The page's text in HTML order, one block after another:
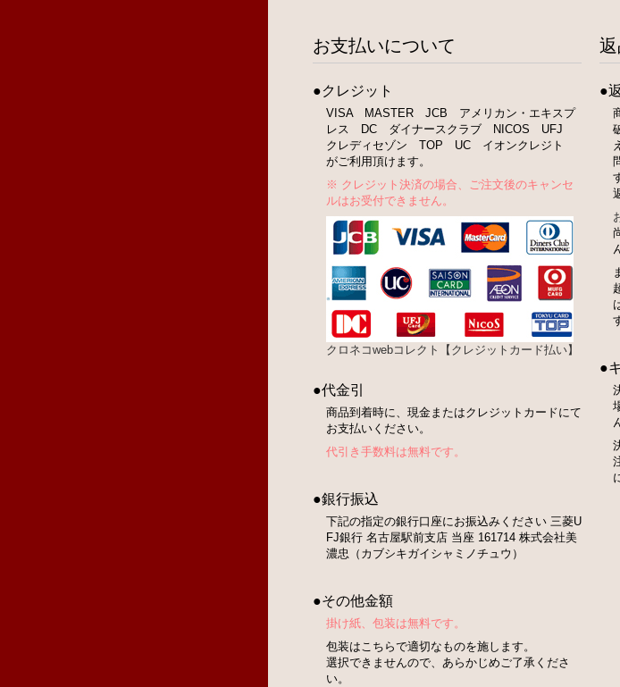
お支払いについて
●クレジット
VISA MASTER JCB アメリカン・エキスプ
レス DC ダイナースクラブ NICOS UFJ
クレディセゾン TOP UC イオンクレジト
がご利用頂けます。
※ クレジット決済の場合、ご注文後のキャンセ
ルはお受付できません。
クロネコwebコレクト【クレジットカード払い】
●代金引
商品到着時に、現金またはクレジットカードにて
お支払いください。
代引き手数料は無料です。
●銀行振込
下記の指定の銀行口座にお振込みください 三菱U
FJ銀行 名古屋駅前支店 当座 161714 株式会社美
濃忠（カブシキガイシャミノチュウ）
●その他金額
掛け紙、包装は無料です。
包装はこちらで適切なものを施します。
選択できませんので、あらかじめご了承くださ
い。
●
●